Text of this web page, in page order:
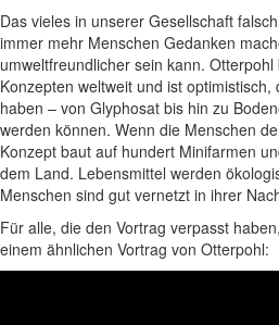
Das vieles in unserer Gesellschaft
immer mehr Menschen Gedanken
umweltfreundlicher sein kann.
Konzepten weltweit und ist
haben – von Glyphosat bis hin zu
werden können. Wenn die Menschen
Konzept baut auf hundert Minifarmen
dem Land. Lebensmittel werden
Menschen sind gut vernetzt in ihrer
Für alle, die den Vortrag verpasst
einem ähnlichen Vortrag von Otterpohl: